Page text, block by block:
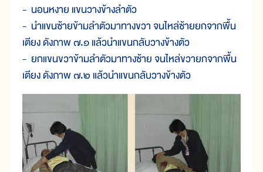
- นอนหงาย แขนวางข้างลำตัว
- นำแขนซ้ายข้ามลำตัวมาทางขวา จนไหล่ซ้ายยกจากพื้น
เตียง ดังภาพ ๗.๑ แล้วนำแขนกลับวางข้างตัว
- ยกแขนขวาข้ามลำตัวมาทางซ้าย จนไหล่ขวายกจากพื้น
เตียง ดังภาพ ๗.๒ แล้วนำแขนกลับวางข้างตัว